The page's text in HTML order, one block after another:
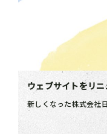
ウェブサイトをリ
新しくなった株式会社